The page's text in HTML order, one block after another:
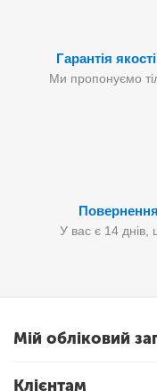
Гарантія
Ми пропонуємо
У вас є 14 днів,
Мій обліковий
Клієнтам